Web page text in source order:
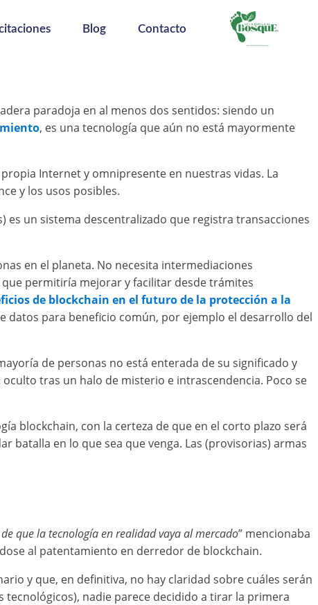
Blog Contacto
paradoja en al menos dos sentidos: siendo un
, es una tecnología que aún no está mayormente
Internet y omnipresente en nuestras vidas. La
y los usos posibles.
un sistema descentralizado que registra transacciones
en el planeta. No necesita intermediaciones
permitiría mejorar y facilitar desde trámites
de blockchain en el futuro de la protección a la
datos para beneficio común, por ejemplo el desarrollo del
de personas no está enterada de su significado y
tras un halo de misterio e intrascendencia. Poco se
blockchain, con la certeza de que en el corto plazo será
batalla en lo que sea que venga. Las (provisorias) armas
que la tecnología en realidad vaya al mercado” mencionaba
al patentamiento en derredor de blockchain.
y que, en definitiva, no hay claridad sobre cuáles serán
tecnológicos), nadie parece decidido a tirar la primera